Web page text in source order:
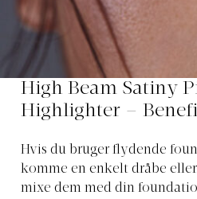
High Beam Satiny
Highlighter –
Hvis du bruger flydende
komme en enkelt dråbe
mixe dem med din